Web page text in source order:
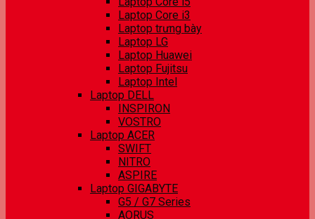
Laptop Core i3
Laptop trưng bày
Laptop LG
Laptop Huawei
Laptop Fujitsu
Laptop Intel
Laptop DELL
INSPIRON
VOSTRO
Laptop ACER
SWIFT
NITRO
ASPIRE
Laptop GIGABYTE
G5 / G7 Series
AORUS